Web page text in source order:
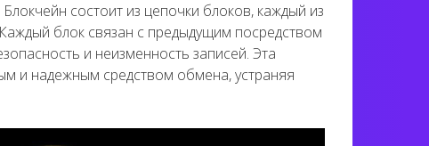
состоит из цепочки блоков, каждый из
блок связан с предыдущим посредством
и неизменность записей. Эта
и надежным средством обмена, устраняя